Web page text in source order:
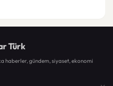
Türk
haberler, gündem, siyaset, ekonomi